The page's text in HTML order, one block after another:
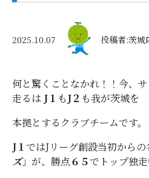
2025.10.07 投稿者:茨城
何と驚くことなかれ！！今、
走るは J１ もJ２ も我が茨城を
本拠とするクラブチームです。
J１ではJリーグ創設当初から
ズ」が、勝点６５でトップ独